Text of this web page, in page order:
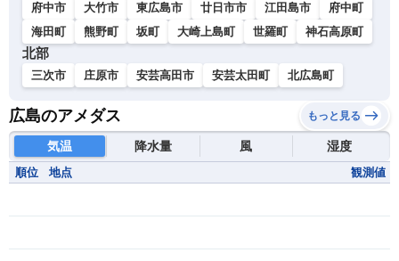
府中市
大竹市 東広島市 廿日市市 江田島市
府中町
海田町
熊野町 坂町 大崎上島町 世羅町 神石高原町
北部
三次市 庄原市 安芸高田市 安芸太田町 北広島町
広島のアメダス もっと見る
気温 降水量 風 湿度
順位 地点 観測値